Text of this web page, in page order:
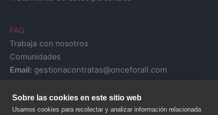
FAQ
Trabaja con nosotros
Comunidades
Email: gestionacontratas@onceforall.com
Sobre las cookies en este sitio web
Usamos cookies para recolectar y analizar información relacionada